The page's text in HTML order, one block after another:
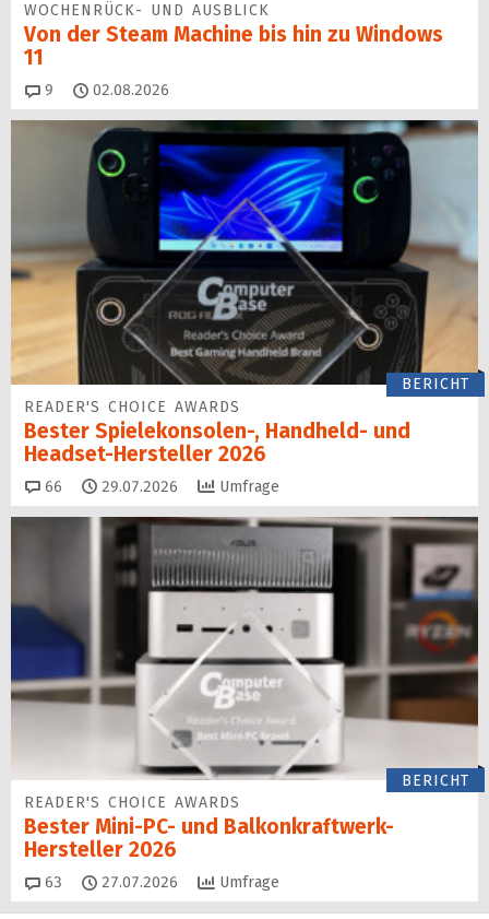
WOCHENRÜCK- UND AUSBLICK
Von der Steam Machine bis hin zu Windows
11
9 Kommentare
02.08.2026
BERICHT
READER'S CHOICE AWARDS
Bester Spielekonsolen-, Handheld- und
Headset-Hersteller 2026
66 Kommentare
29.07.2026 Umfrage
BERICHT
READER'S CHOICE AWARDS
Bester Mini-PC- und Balkonkraftwerk-
Hersteller 2026
63 Kommentare
27.07.2026 Umfrage